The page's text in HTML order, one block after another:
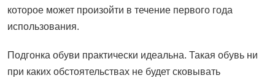
которое может произойти в течение первого года
использования.
Подгонка обуви практически идеальна. Такая обувь ни
при каких обстоятельствах не будет сковывать